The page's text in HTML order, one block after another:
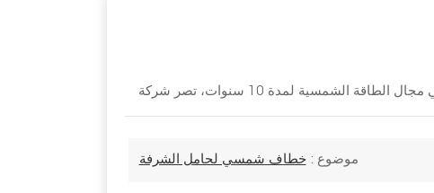
موضوع : خطاف شمسي لحامل الشرفة